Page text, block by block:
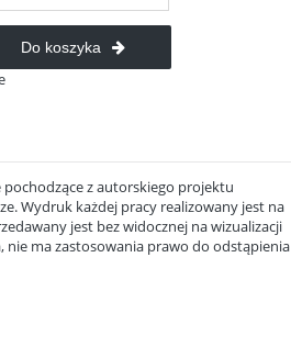
Do koszyka
z autorskiego projektu
Wydruk każdej pracy realizowany jest na
jest bez widocznej na wizualizacji
ma zastosowania prawo do odstąpienia